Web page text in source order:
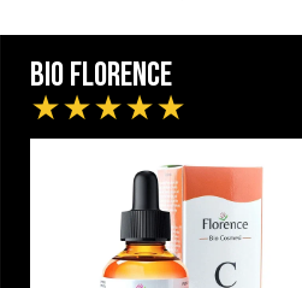
Bio Florence
★★★★★